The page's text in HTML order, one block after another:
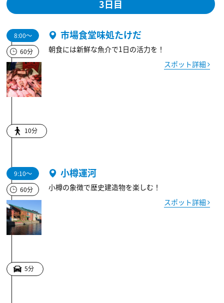
3日目
8:00～
60分
市場食堂味処たけだ
朝食には新鮮な魚介で1日の活力を！
スポット詳細
10分
9:10～
60分
小樽運河
小樽の象徴で歴史建造物を楽しむ！
スポット詳細
5分